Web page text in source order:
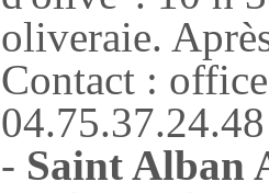
oliveraie.
Contact :
04.75.37.24.48
- Saint Alban